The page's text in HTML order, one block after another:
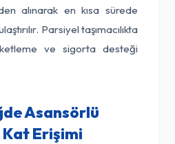
alınarak en kısa sürede
Parsiyel taşımacılıkta
ve sigorta desteği
Asansörlü
Erişimi